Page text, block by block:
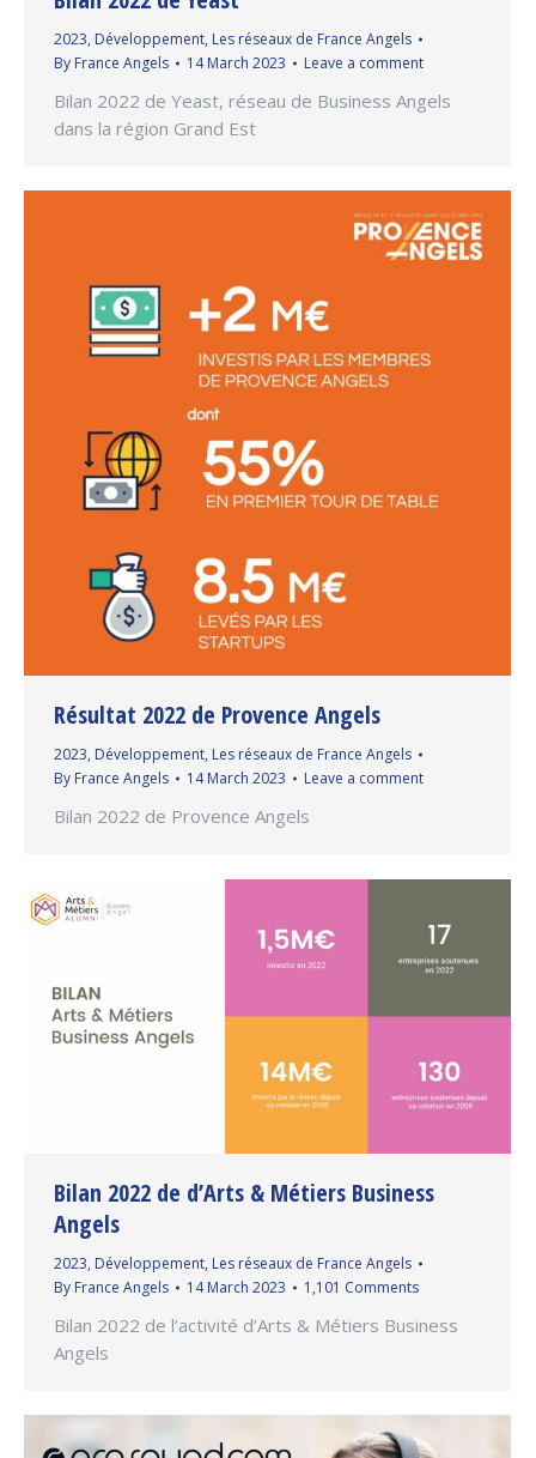
2023, Développement, Les réseaux de France Angels
By France Angels 14 March 2023 Leave a comment
Bilan 2022 de Yeast, réseau de Business Angels
dans la région Grand Est
Résultat 2022 de Provence Angels
2023, Développement, Les réseaux de France Angels
By France Angels 14 March 2023 Leave a comment
Bilan 2022 de Provence Angels
Bilan 2022 de d’Arts & Métiers Business
Angels
2023, Développement, Les réseaux de France Angels
By France Angels 14 March 2023 1,101 Comments
Bilan 2022 de l’activité d’Arts & Métiers Business
Angels